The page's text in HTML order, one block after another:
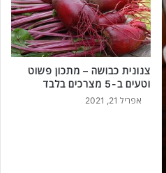
צנונית כבושה – מתכון פשוט
וטעים ב-5 מצרכים בלבד
אפריל 21, 2021